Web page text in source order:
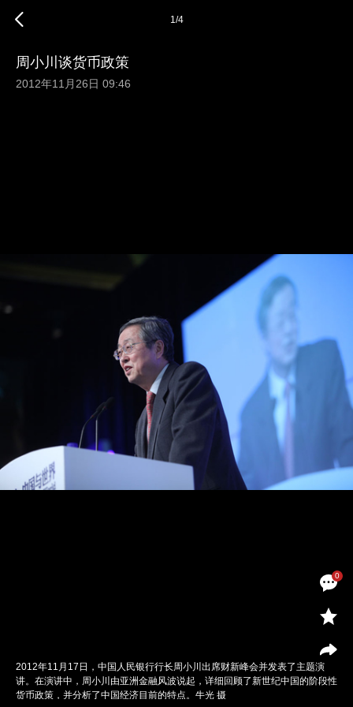
0
1/4
周小川谈货币政策
2012年11月26日 09:46
2012年11月17日，中国人民银行行长周小川出席财新峰会并发表了主题演
讲。在演讲中，周小川由亚洲金融风波说起，详细回顾了新世纪中国的阶段性
货币政策，并分析了中国经济目前的特点。牛光 摄